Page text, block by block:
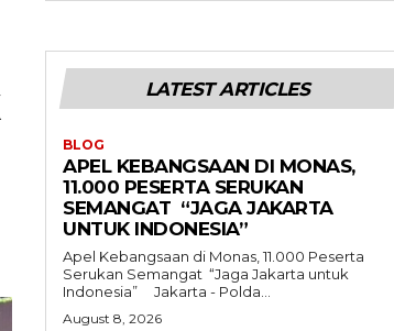
LATEST ARTICLES
BLOG
APEL KEBANGSAAN DI MONAS,
11.000 PESERTA SERUKAN
SEMANGAT “JAGA JAKARTA
UNTUK INDONESIA”
Apel Kebangsaan di Monas, 11.000 Peserta
Serukan Semangat “Jaga Jakarta untuk
Indonesia” Jakarta - Polda...
August 8, 2026